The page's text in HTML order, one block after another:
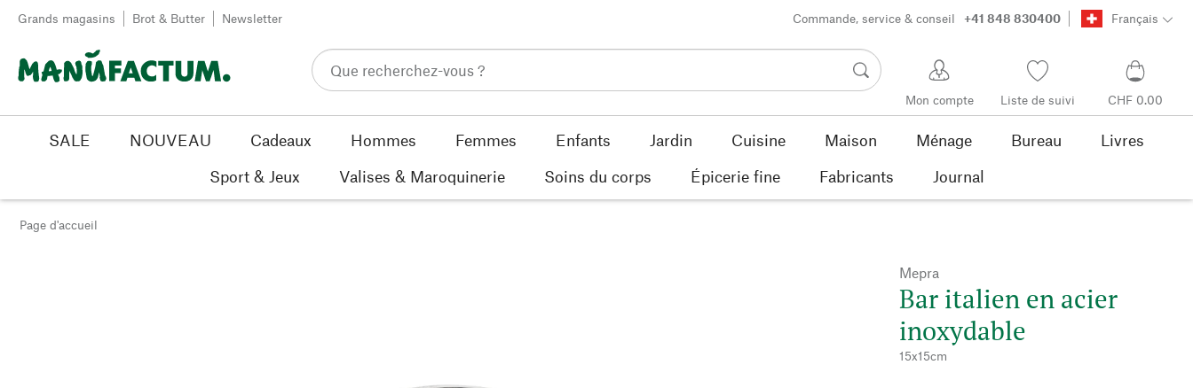
Passer au contenu
Grands magasins Brot & Butter Newsletter Commande, service & conseil +41 848 830400 Français
Mon compte Liste de suivi CHF 0.00
SALE NOUVEAU Cadeaux Hommes Femmes Enfants Jardin Cuisine Maison Ménage Bureau
Livres
Sport & Jeux
Valises & Maroquinerie Soins du corps Épicerie fine Fabricants Journal
Page d'accueil
Mepra
Bar italien en acier
inoxydable
15x15cm